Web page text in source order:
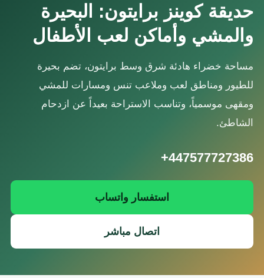
حديقة كوينز برايتون: البحيرة
والمشي وأماكن لعب الأطفال
مساحة خضراء هادئة شرق وسط برايتون، تضم بحيرة
للطيور ومناطق لعب وملاعب تنس ومسارات للمشي
ومقهى موسمياً، وتناسب الاستراحة بعيداً عن ازدحام
الشاطئ.
+447577727386
استفسار واتساب
اتصال مباشر